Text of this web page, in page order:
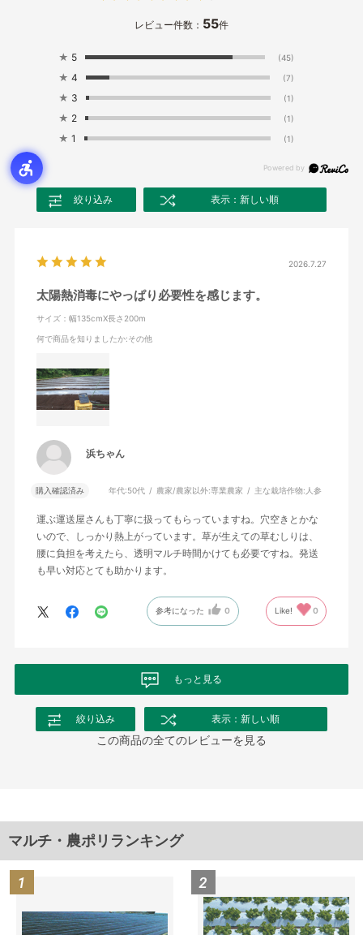
レビュー件数： 55件
★ 5 (45)
★ 4 (7)
★ 3 (1)
★ 2 (1)
★ 1 (1)
絞り込み 表示：新しい順
2026.7.27
太陽熱消毒にやっぱり必要性を感じます。
サイズ：幅135cmX長さ200m
何で商品を知りましたか:その他
浜ちゃん
購入確認済み 年代:50代 農家/農家以外:専業農家 主な栽培作物: 人参
運ぶ運送屋さんも丁寧に扱ってもらっていますね。穴空きとかな
いので、しっかり熱上がっています。草が生えての草むしりは、
腰に負担を考えたら、透明マルチ時間かけても必要ですね。発送
も早い対応とても助かります。
参考になった 0 Like! 0
もっと見る
絞り込み 表示：新しい順
この商品の全てのレビューを見る
マルチ・農ポリランキング